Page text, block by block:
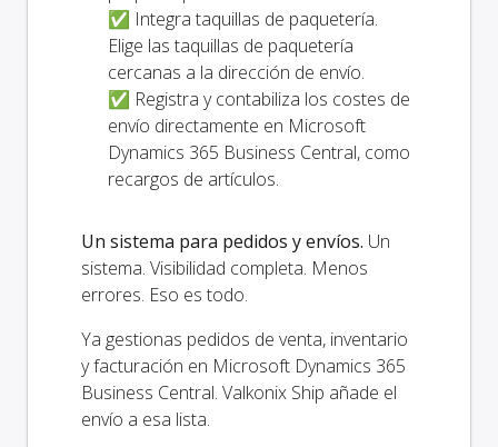
✅ Integra taquillas de paquetería.
Elige las taquillas de paquetería
cercanas a la dirección de envío.
✅ Registra y contabiliza los costes de
envío directamente en Microsoft
Dynamics 365 Business Central, como
recargos de artículos.
Un sistema para pedidos y envíos. Un
sistema. Visibilidad completa. Menos
errores. Eso es todo.
Ya gestionas pedidos de venta, inventario
y facturación en Microsoft Dynamics 365
Business Central. Valkonix Ship añade el
envío a esa lista.